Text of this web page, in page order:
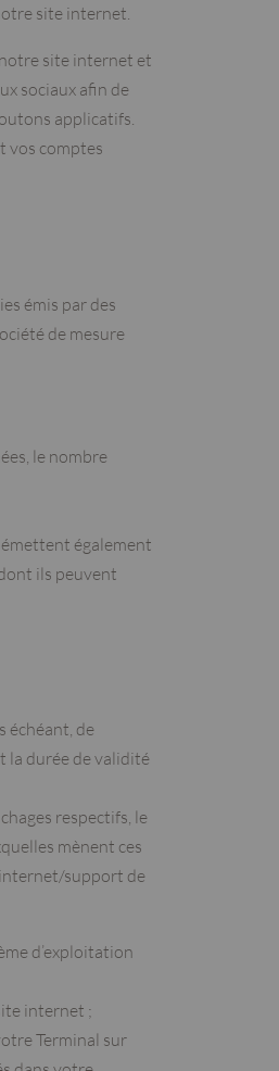
site internet.
site internet et
sociaux afin de
applicatifs.
vos comptes
émis par des
de mesure
le nombre
également
ils peuvent
échéant, de
la durée de validité
respectifs, le
mènent ces
internet/support de
d’exploitation
internet ;
Terminal sur